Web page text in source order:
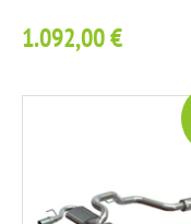
1.092,00 €